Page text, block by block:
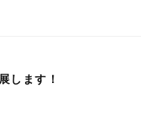
します！